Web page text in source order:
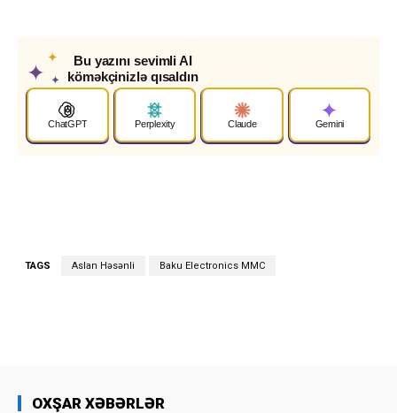
✦
✦
✦
Bu yazını sevimli AI
köməkçinizlə qısaldın
ChatGPT Perplexity Claude Gemini
TAGS Aslan Həsənli Baku Electronics MMC
OXŞAR XƏBƏRLƏR